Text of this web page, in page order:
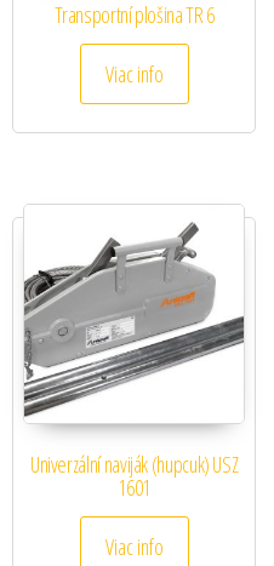
Transportní plošina TR 6
Viac info
Univerzální naviják (hupcuk) USZ
1601
Viac info